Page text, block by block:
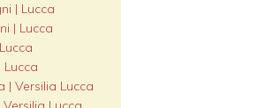
| Lucca
| Lucca
Lucca
| Versilia Lucca